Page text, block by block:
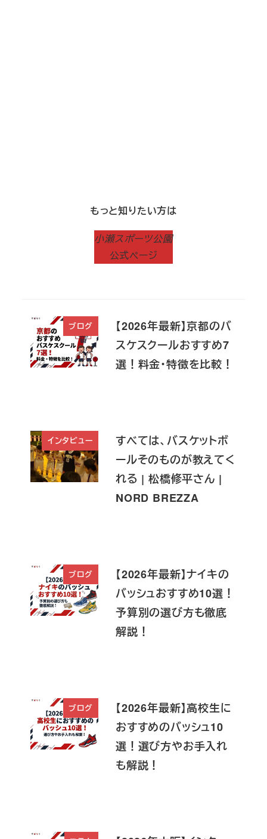
もっと知りたい方は
小瀬スポーツ公園
公式ページ
ブログ
【2026年最新】京都のバ
スケスクールおすすめ7
選！料金・特徴を比較！
インタビュー
すべては、バスケットボ
ールそのものが教えてく
れる | 松橋修平さん |
NORD BREZZA
ブログ
【2026年最新】ナイキの
バッシュおすすめ10選！
予算別の選び方も徹底
解説！
ブログ
【2026年最新】高校生に
おすすめのバッシュ10
選！選び方やお手入れ
も解説！